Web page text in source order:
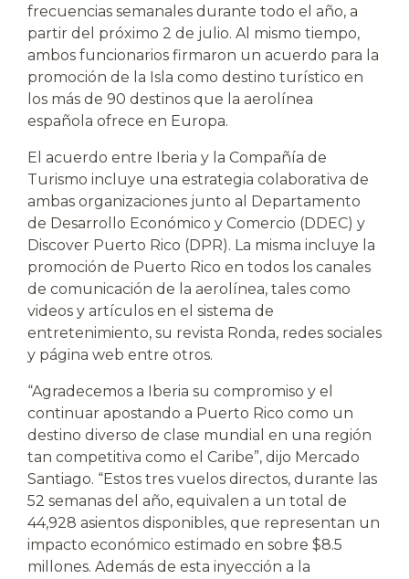
frecuencias semanales durante todo el año, a
partir del próximo 2 de julio. Al mismo tiempo,
ambos funcionarios firmaron un acuerdo para la
promoción de la Isla como destino turístico en
los más de 90 destinos que la aerolínea
española ofrece en Europa.
El acuerdo entre Iberia y la Compañía de
Turismo incluye una estrategia colaborativa de
ambas organizaciones junto al Departamento
de Desarrollo Económico y Comercio (DDEC) y
Discover Puerto Rico (DPR). La misma incluye la
promoción de Puerto Rico en todos los canales
de comunicación de la aerolínea, tales como
videos y artículos en el sistema de
entretenimiento, su revista Ronda, redes sociales
y página web entre otros.
“Agradecemos a Iberia su compromiso y el
continuar apostando a Puerto Rico como un
destino diverso de clase mundial en una región
tan competitiva como el Caribe”, dijo Mercado
Santiago. “Estos tres vuelos directos, durante las
52 semanas del año, equivalen a un total de
44,928 asientos disponibles, que representan un
impacto económico estimado en sobre $8.5
millones. Además de esta inyección a la